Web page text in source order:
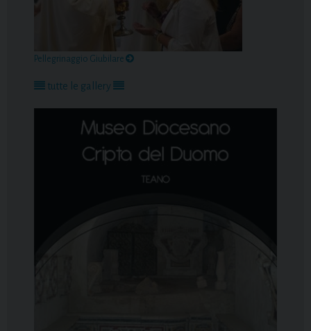
Pellegrinaggio Giubilare
tutte le gallery